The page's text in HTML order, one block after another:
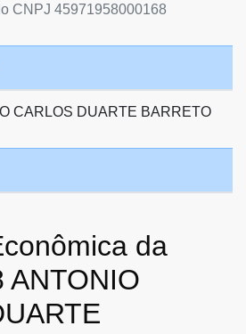
CNPJ 45971958000168
CARLOS DUARTE BARRETO
da
ANTONIO